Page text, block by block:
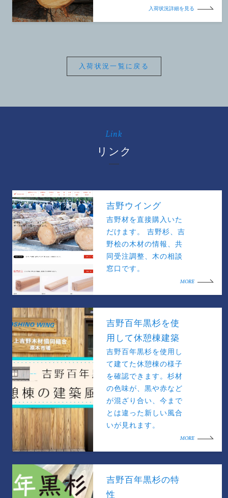
入荷状況詳細を見る
入荷状況一覧に戻る
Link
リンク
吉野ウイング
吉野材を直接購入いた
だけます。 吉野杉、吉
野桧の木材の情報、共
同受注調整、木の相談
窓口です。
MORE
吉野百年黒杉を使
用して休憩棟建築
吉野百年黒杉を使用し
て建てた休憩棟の様子
を確認できます。杉材
の色味が、黒や赤など
が混ざり合い、今まで
とは違った新しい風合
いが見れます。
MORE
吉野百年黒杉の特
性